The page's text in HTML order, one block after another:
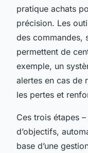
pratique achats
précision. Les
des commandes,
permettent de
exemple, un
alertes en cas de
les pertes et
Ces trois étapes
d’objectifs,
base d’une